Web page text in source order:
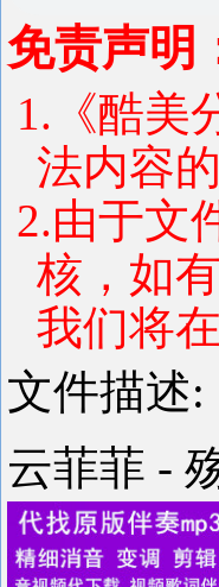
免责声明
1.《酷美
法内容
2.由于文
核，如
我们将
文件描述:
云菲菲 -